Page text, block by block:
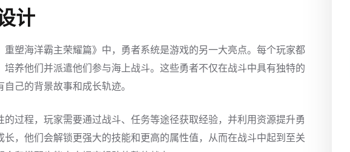
计
塑海洋霸主荣耀篇》中，勇者系统是游戏的另一大亮点。每个玩家都
养他们并派遣他们参与海上战斗。这些勇者不仅在战斗中具有独特的
己的背景故事和成长轨迹。
过程，玩家需要通过战斗、任务等途径获取经验，并利用资源提升勇
，他们会解锁更强大的技能和更高的属性值，从而在战斗中起到至关